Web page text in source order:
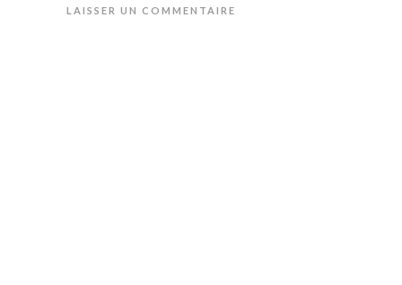
LAISSER UN COMMENTAIRE